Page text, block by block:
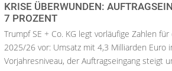
KRISE ÜBERWUNDEN:
7 PROZENT
Trumpf SE + Co. KG legt vorläufige Zahlen
2025/26 vor: Umsatz mit 4,3 Milliarden Euro
Vorjahresniveau, der Auftragseingang steigt